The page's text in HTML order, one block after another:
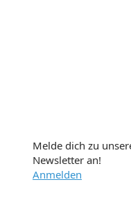
Melde dich zu
Newsletter an!
Anmelden